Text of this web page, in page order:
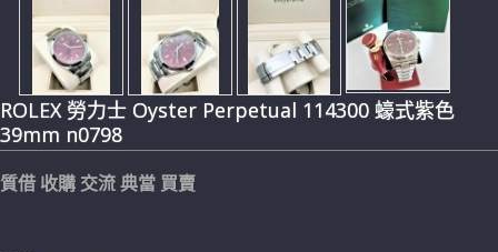
ROLEX 勞力士 Oyster Perpetual 114300 蠔式紫色
39mm n0798
質借 收購 交流 典當 買賣